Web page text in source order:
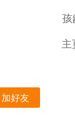
孩
主
加好友